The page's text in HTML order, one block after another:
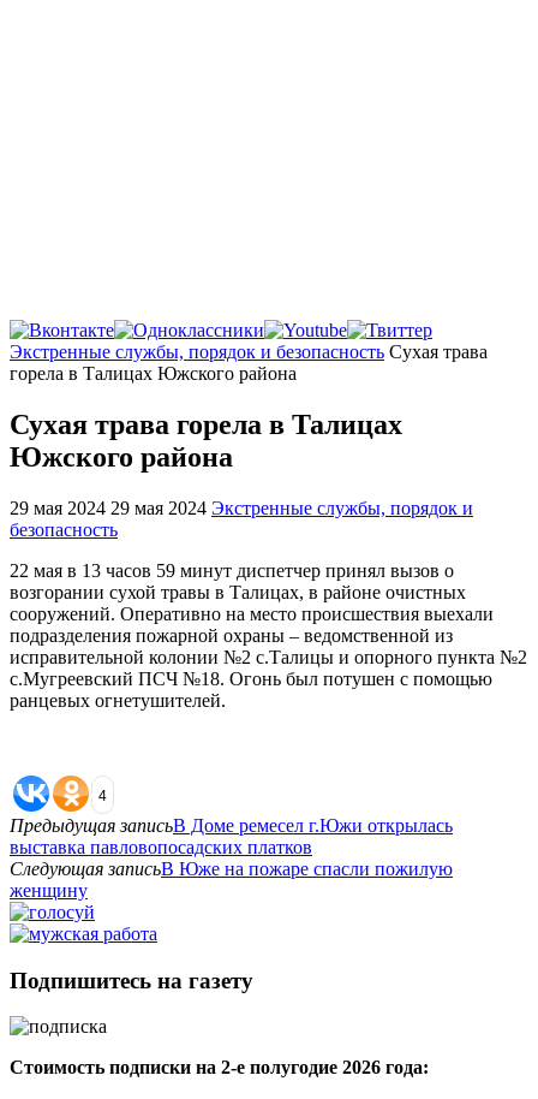
Главная
Экстренные службы, порядок и безопасность Сухая трава
горела в Талицах Южского района
Сухая трава горела в Талицах
Южского района
29 мая 2024 29 мая 2024 Экстренные службы, порядок и
безопасность
22 мая в 13 часов 59 минут диспетчер принял вызов о
возгорании сухой травы в Талицах, в районе очистных
сооружений. Оперативно на место происшествия выехали
подразделения пожарной охраны – ведомственной из
исправительной колонии №2 с.Талицы и опорного пункта №2
с.Мугреевский ПСЧ №18. Огонь был потушен с помощью
ранцевых огнетушителей.
4
Предыдущая записьВ Доме ремесел г.Южи открылась
выставка павловопосадских платков
Следующая записьВ Юже на пожаре спасли пожилую
женщину
Подпишитесь на газету
Стоимость подписки на 2-е полугодие 2026 года: